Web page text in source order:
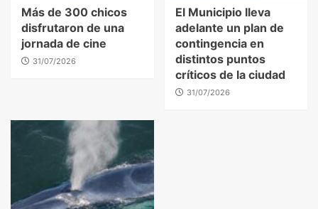
Más de 300 chicos
disfrutaron de una
jornada de cine
31/07/2026
El Municipio lleva
adelante un plan de
contingencia en
distintos puntos
críticos de la ciudad
31/07/2026